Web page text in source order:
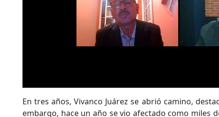
En tres años, Vivanco Juárez se abrió camino,
embargo, hace un año se vio afectado como miles